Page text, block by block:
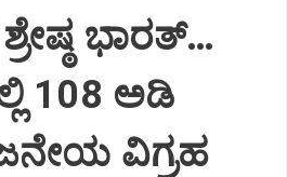
ಭಾರತ್…
108 ಅಡಿ
ವಿಗ್ರಹ